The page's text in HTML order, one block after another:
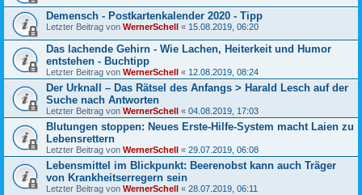
Demensch - Postkartenkalender 2020 - Tipp
Letzter Beitrag von WernerSchell « 15.08.2019, 06:20
Das lachende Gehirn - Wie Lachen, Heiterkeit und Humor
entstehen - Buchtipp
Letzter Beitrag von WernerSchell « 12.08.2019, 08:24
Der Urknall – Das Rätsel des Anfangs > Harald Lesch auf der
Suche nach Antworten
Letzter Beitrag von WernerSchell « 04.08.2019, 17:03
Blutungen stoppen: Neues Erste-Hilfe-System macht Laien zu
Lebensrettern
Letzter Beitrag von WernerSchell « 29.07.2019, 06:08
Lebensmittel im Blickpunkt: Beerenobst kann auch Träger
von Krankheitserregern sein
Letzter Beitrag von WernerSchell « 28.07.2019, 06:11